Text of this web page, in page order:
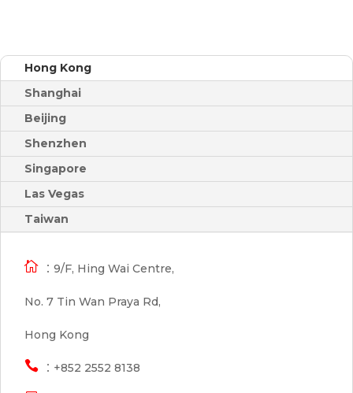
Hong Kong
Shanghai
Beijing
Shenzhen
Singapore
Las Vegas
Taiwan
 ：9/F, Hing Wai Centre,
No. 7 Tin Wan Praya Rd,
Hong Kong
 ：+852 2552 8138